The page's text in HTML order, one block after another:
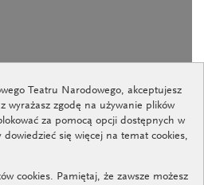
Teatru Narodowego, akceptujesz
wyrażasz zgodę na używanie plików
za pomocą opcji dostępnych w
się więcej na temat cookies,
cookies. Pamiętaj, że zawsze możesz